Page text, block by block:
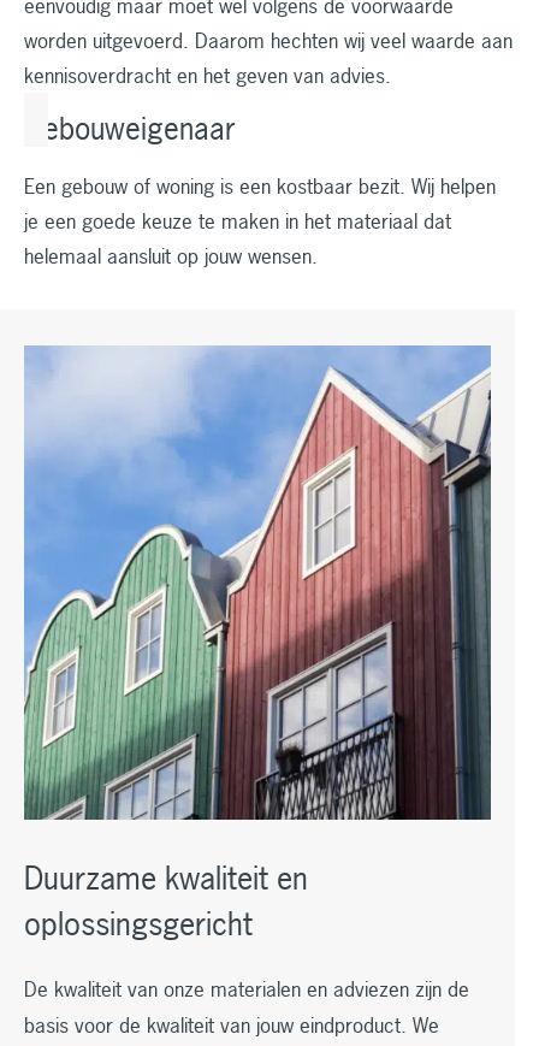
worden uitgevoerd. Daarom hechten wij veel waarde aan
kennisoverdracht en het geven van advies.
Gebouweigenaar
Een gebouw of woning is een kostbaar bezit. Wij helpen
je een goede keuze te maken in het materiaal dat
helemaal aansluit op jouw wensen.
Duurzame kwaliteit en
oplossingsgericht
De kwaliteit van onze materialen en adviezen zijn de
basis voor de kwaliteit van jouw eindproduct. We